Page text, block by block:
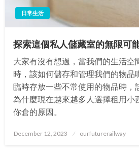
日常生活
探索這個私人儲藏室的無限可
大家有沒有想過，當我們的生活空
時，該如何儲存和管理我們的物品
臨時存放一些不常使用的物品時，
為什麼現在越來越多人選擇租用小
你倉的原因。
Posted
December 12, 2023 ourfuturerailway